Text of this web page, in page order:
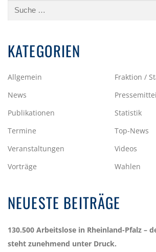
Suche
KATEGORIEN
Allgemein
Fraktion /
News
Publikationen
Statistik
Termine
Top-News
Veranstaltungen
Videos
Vorträge
Wahlen
NEUESTE BEITRÄGE
130.500 Arbeitslose in Rheinland-Pfalz –
steht zunehmend unter Druck.